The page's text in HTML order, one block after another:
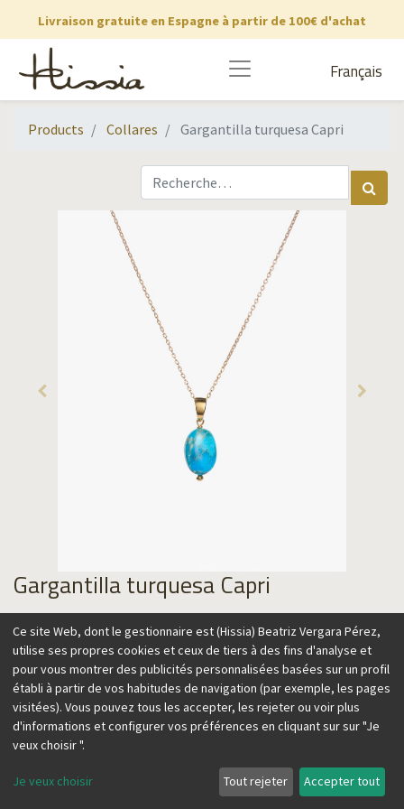
Livraison gratuite en Espagne à partir de 100€ d'achat
Français
Products Collares Gargantilla turquesa Capri
Gargantilla turquesa Capri
115,00€
Ajouter au panier
Esta gargantilla ajustable añadirá un toque de color a tus
Ce site Web, dont le gestionnaire est (Hissia) Beatriz Vergara Pérez,
utilise ses propres cookies et ceux de tiers à des fins d'analyse et
pour vous montrer des publicités personnalisées basées sur un profil
établi à partir de vos habitudes de navigation (par exemple, les pages
visitées). Vous pouvez tous les accepter, les rejeter ou voir plus
d'informations et configurer vos préférences en cliquant sur sur "Je
veux choisir ".
Je veux choisir Tout rejeter Accepter tout